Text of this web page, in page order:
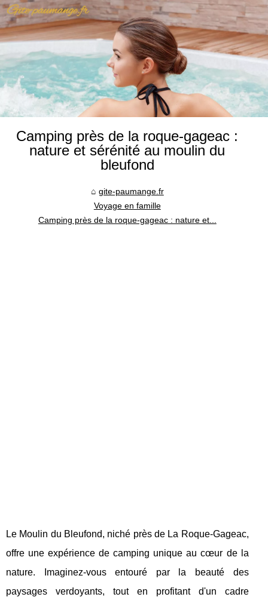
Camping près de la roque-gageac :
nature et sérénité au moulin du
bleufond
gite-paumange.fr
Voyage en famille
Camping près de la roque-gageac : nature et...
Le Moulin du Bleufond, niché près de La Roque-Gageac,
offre une expérience de camping unique au cœur de la
nature. Imaginez-vous entouré par la beauté des
paysages verdoyants, tout en profitant d'un cadre